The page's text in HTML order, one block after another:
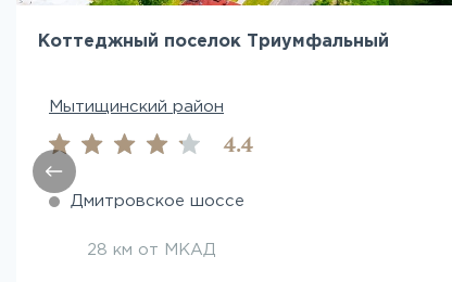
Коттеджный поселок Триумфальный
Мытищинский район
4.4
Дмитровское шоссе
28 км от МКАД